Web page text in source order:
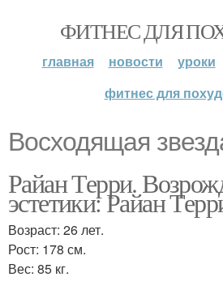
ФИТНЕС ДЛЯ
главная новости уроки
фитнес для
Восходящая
Райан Терри.
эстетики: Райан
Возраст: 26 лет.
Рост: 178 см.
Вес: 85 кг.